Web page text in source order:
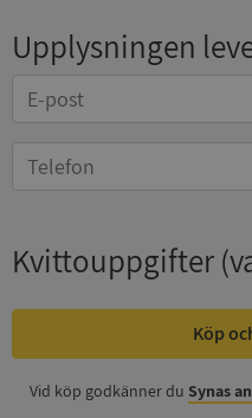
Upplysningen
Kvittouppgifter
Köp
Vid köp godkänner du Synas